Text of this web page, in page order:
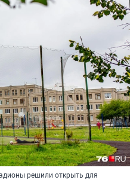
решили открыть для